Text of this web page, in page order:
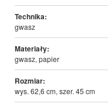
Technika:
gwasz
Materiały:
gwasz, papier
Rozmiar:
wys. 62,6 cm, szer. 45 cm